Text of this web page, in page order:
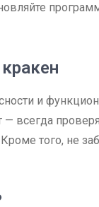
и
всегда
того, не